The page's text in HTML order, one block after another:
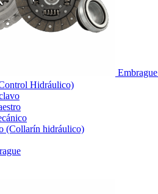
Embrague
Hidráulico)
(Collarín hidráulico)